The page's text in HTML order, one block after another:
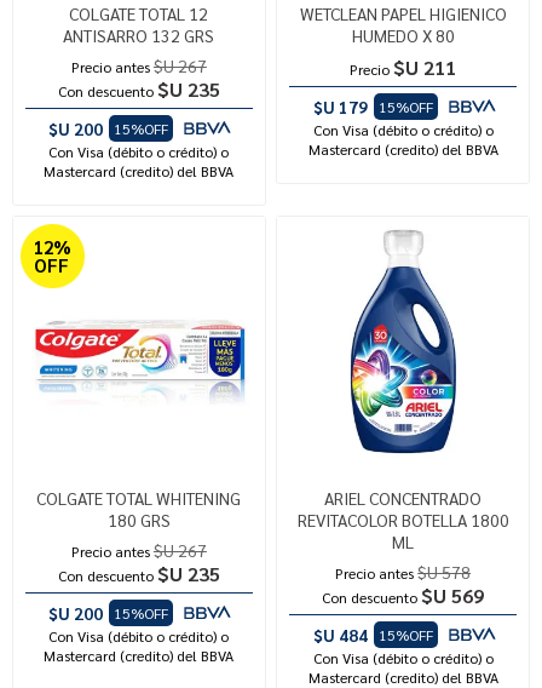
COLGATE TOTAL 12
ANTISARRO 132 GRS
Precio antes$U 267
Con descuento $U 235
$U 200
15%OFF
Con Visa (débito o crédito) o
Mastercard (credito) del BBVA
WETCLEAN PAPEL HIGIENICO
HUMEDO X 80
Precio $U 211
$U 179
15%OFF
Con Visa (débito o crédito) o
Mastercard (credito) del BBVA
12%
OFF
COLGATE TOTAL WHITENING
180 GRS
Precio antes$U 267
Con descuento $U 235
$U 200
15%OFF
Con Visa (débito o crédito) o
Mastercard (credito) del BBVA
ARIEL CONCENTRADO
REVITACOLOR BOTELLA 1800
ML
Precio antes$U 578
Con descuento $U 569
$U 484
15%OFF
Con Visa (débito o crédito) o
Mastercard (credito) del BBVA